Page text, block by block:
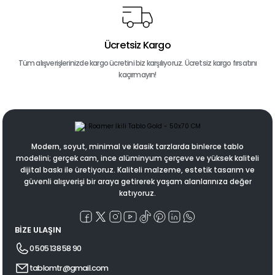
Ücretsiz Kargo
Tüm alışverişlerinizde kargo ücretini biz karşılıyoruz. Ücretsiz kargo fırsatını
kaçırmayın!
Modern, soyut, minimal ve klasik tarzlarda binlerce tablo
modelini; gerçek cam, ince alüminyum çerçeve ve yüksek kaliteli
dijital baskı ile üretiyoruz. Kaliteli malzeme, estetik tasarım ve
güvenli alışverişi bir araya getirerek yaşam alanlarınıza değer
katıyoruz.
BİZE ULAŞIN
0 505 138 58 90
tablomtr@gmail.com